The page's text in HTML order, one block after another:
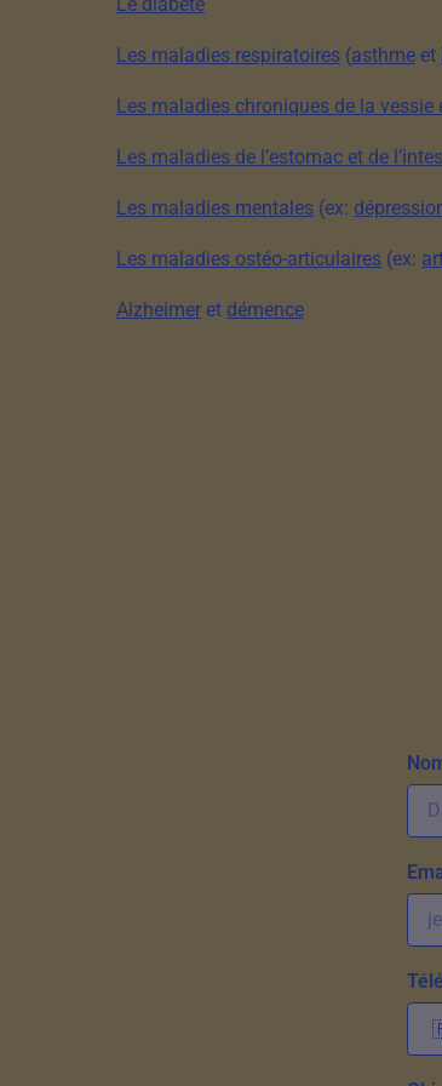
Les maladies respiratoires (asthme et
Les maladies chroniques de la vessie
Les maladies de l’estomac et de
Les maladies mentales (ex:
Les maladies ostéo-articulaires (ex:
Alzheimer et démence